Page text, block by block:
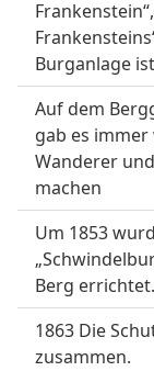
Burganlage
Auf dem
gab es
Wanderer
machen
Um 1853
Berg errichtet.
1863 Die
zusammen.